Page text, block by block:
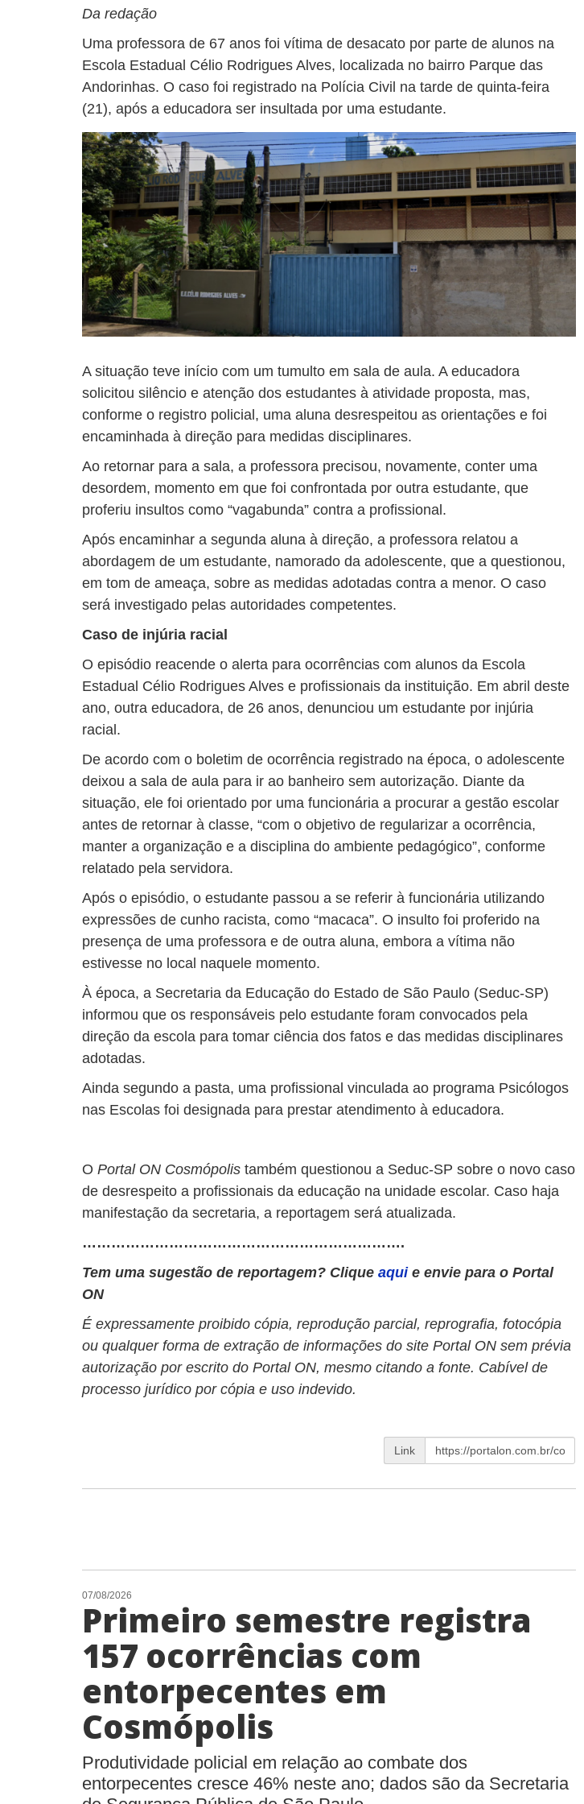
Da redação
Uma professora de 67 anos foi vítima de desacato por parte de alunos na
Escola Estadual Célio Rodrigues Alves, localizada no bairro Parque das
Andorinhas. O caso foi registrado na Polícia Civil na tarde de quinta-feira
(21), após a educadora ser insultada por uma estudante.
A situação teve início com um tumulto em sala de aula. A educadora
solicitou silêncio e atenção dos estudantes à atividade proposta, mas,
conforme o registro policial, uma aluna desrespeitou as orientações e foi
encaminhada à direção para medidas disciplinares.
Ao retornar para a sala, a professora precisou, novamente, conter uma
desordem, momento em que foi confrontada por outra estudante, que
proferiu insultos como “vagabunda” contra a profissional.
Após encaminhar a segunda aluna à direção, a professora relatou a
abordagem de um estudante, namorado da adolescente, que a questionou,
em tom de ameaça, sobre as medidas adotadas contra a menor. O caso
será investigado pelas autoridades competentes.
Caso de injúria racial
O episódio reacende o alerta para ocorrências com alunos da Escola
Estadual Célio Rodrigues Alves e profissionais da instituição. Em abril deste
ano, outra educadora, de 26 anos, denunciou um estudante por injúria
racial.
De acordo com o boletim de ocorrência registrado na época, o adolescente
deixou a sala de aula para ir ao banheiro sem autorização. Diante da
situação, ele foi orientado por uma funcionária a procurar a gestão escolar
antes de retornar à classe, “com o objetivo de regularizar a ocorrência,
manter a organização e a disciplina do ambiente pedagógico”, conforme
relatado pela servidora.
Após o episódio, o estudante passou a se referir à funcionária utilizando
expressões de cunho racista, como “macaca”. O insulto foi proferido na
presença de uma professora e de outra aluna, embora a vítima não
estivesse no local naquele momento.
À época, a Secretaria da Educação do Estado de São Paulo (Seduc-SP)
informou que os responsáveis pelo estudante foram convocados pela
direção da escola para tomar ciência dos fatos e das medidas disciplinares
adotadas.
Ainda segundo a pasta, uma profissional vinculada ao programa Psicólogos
nas Escolas foi designada para prestar atendimento à educadora.
O Portal ON Cosmópolis também questionou a Seduc-SP sobre o novo caso
de desrespeito a profissionais da educação na unidade escolar. Caso haja
manifestação da secretaria, a reportagem será atualizada.
………………………………………………………….
Tem uma sugestão de reportagem? Clique aqui e envie para o Portal
ON
É expressamente proibido cópia, reprodução parcial, reprografia, fotocópia
ou qualquer forma de extração de informações do site Portal ON sem prévia
autorização por escrito do Portal ON, mesmo citando a fonte. Cabível de
processo jurídico por cópia e uso indevido.
Link
07/08/2026
Primeiro semestre registra
157 ocorrências com
entorpecentes em
Cosmópolis
Produtividade policial em relação ao combate dos
entorpecentes cresce 46% neste ano; dados são da Secretaria
Sicredi amplia protagonismo
global com delegação de mais
de 100 lideranças na
Cooperativas de Crédito 2026
Aparecida Polaki de Andrade,
de Cosmópolis, falece aos 86
anos
Cosmópolis abre inscrições
para concurso público com
vagas em 36 cargos
Sicredi inaugura agência no
Centro de Cosmópolis